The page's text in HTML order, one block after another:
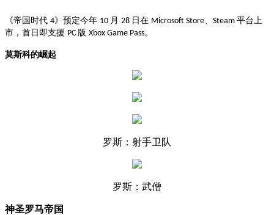
《帝国时代 4》预定今年 10 月 28 日在 Microsoft Store Steam 平台上
市，首日即支援 PC 版 Xbox Game Pass。
莫斯科的崛起
罗斯：射手卫队
罗斯：武僧
神圣罗马帝国